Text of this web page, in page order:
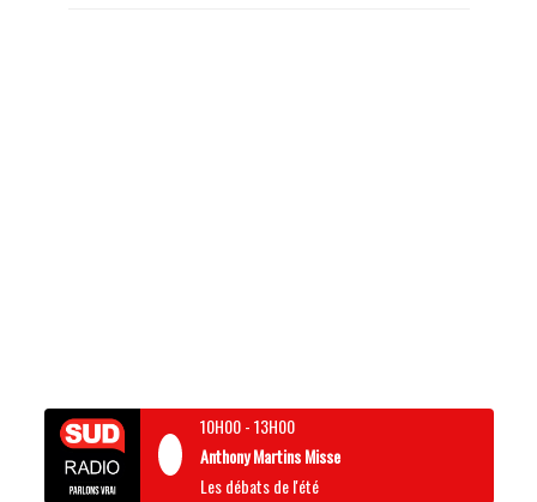
10H00-13H00
Anthony Martins Misse
Les débats de l'été